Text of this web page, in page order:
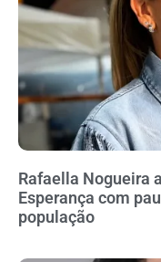
Rafaella Nogueira
Esperança com
população